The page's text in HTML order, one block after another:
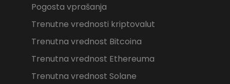
Pogosta vprašanja
Trenutne vrednosti kriptovalut
Trenutna vrednost Bitcoina
Trenutna vrednost Ethereuma
Trenutna vrednost Solane